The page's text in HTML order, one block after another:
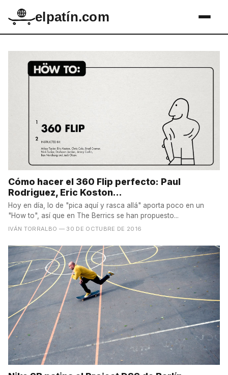
elpatín.com
Cómo hacer el 360 Flip perfecto: Paul
Rodriguez, Eric Koston...
Hoy en día, lo de "pica aquí y rasca allá" aporta poco en un
"How to", así que en The Berrics se han propuesto...
IVÁN TORRALBO — 30 DE OCTUBRE DE 2016